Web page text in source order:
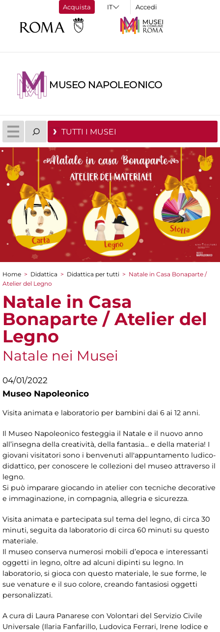
Acquista Accedi
MUSEO NAPOLEONICO
TUTTI I MUSEI
Tu sei qui
Home > Didattica > Didattica per tutti > Natale in Casa Bonaparte /
Atelier del Legno
Natale in Casa
Bonaparte / Atelier del
Legno
Natale nei Musei
04/01/2022
Museo Napoleonico
Visita animata e laboratorio per bambini dai 6 ai 12 anni.
Il Museo Napoleonico festeggia il Natale e il nuovo anno
all’insegna della creatività, della fantasia... e della materia! I
giovani visitatori sono i benvenuti all'appuntamento ludico-
didattico, per conoscere le collezioni del museo attraverso il
legno.
Si può imparare giocando in atelier con tecniche decorative
e immaginazione, in compagnia, allegria e sicurezza.
Visita animata e partecipata sul tema del legno, di circa 30
minuti, seguita da laboratorio di circa 60 minuti su questo
materiale.
Il museo conserva numerosi mobili d’epoca e interessanti
oggetti in legno, oltre ad alcuni dipinti su legno. In
laboratorio, si gioca con questo materiale, le sue forme, le
sue venature e il suo colore, creando fantasiosi oggetti
personalizzati.
A cura di Laura Panarese con Volontari del Servizio Civile
Universale (Ilaria Fanfarillo, Ludovica Ferrari, Irene Iodice e